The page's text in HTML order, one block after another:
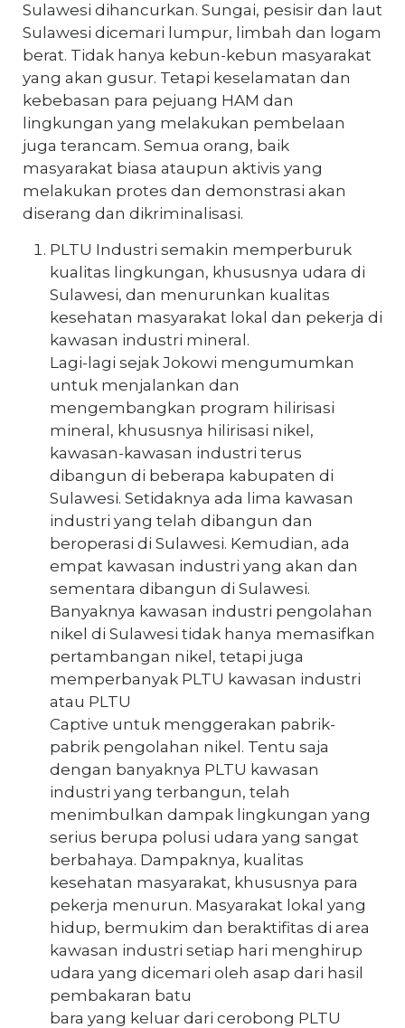
Sulawesi dihancurkan. Sungai, pesisir dan laut
Sulawesi dicemari lumpur, limbah dan logam
berat. Tidak hanya kebun-kebun masyarakat
yang akan gusur. Tetapi keselamatan dan
kebebasan para pejuang HAM dan
lingkungan yang melakukan pembelaan
juga terancam. Semua orang, baik
masyarakat biasa ataupun aktivis yang
melakukan protes dan demonstrasi akan
diserang dan dikriminalisasi.
PLTU Industri semakin memperburuk
kualitas lingkungan, khususnya udara di
Sulawesi, dan menurunkan kualitas
kesehatan masyarakat lokal dan pekerja di
kawasan industri mineral.
Lagi-lagi sejak Jokowi mengumumkan
untuk menjalankan dan
mengembangkan program hilirisasi
mineral, khususnya hilirisasi nikel,
kawasan-kawasan industri terus
dibangun di beberapa kabupaten di
Sulawesi. Setidaknya ada lima kawasan
industri yang telah dibangun dan
beroperasi di Sulawesi. Kemudian, ada
empat kawasan industri yang akan dan
sementara dibangun di Sulawesi.
Banyaknya kawasan industri pengolahan
nikel di Sulawesi tidak hanya memasifkan
pertambangan nikel, tetapi juga
memperbanyak PLTU kawasan industri
atau PLTU
Captive untuk menggerakan pabrik-
pabrik pengolahan nikel. Tentu saja
dengan banyaknya PLTU kawasan
industri yang terbangun, telah
menimbulkan dampak lingkungan yang
serius berupa polusi udara yang sangat
berbahaya. Dampaknya, kualitas
kesehatan masyarakat, khususnya para
pekerja menurun. Masyarakat lokal yang
hidup, bermukim dan beraktifitas di area
kawasan industri setiap hari menghirup
udara yang dicemari oleh asap dari hasil
pembakaran batu
bara yang keluar dari cerobong PLTU